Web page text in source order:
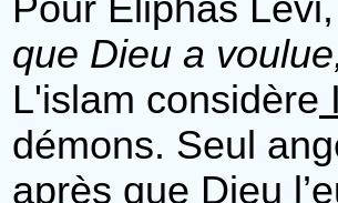
Pour Eliphas
que Dieu a
L'islam considère
démons. Seul
après que Dieu